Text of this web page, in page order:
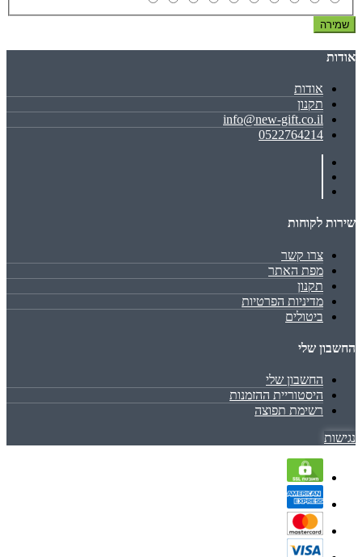
שמירה
אודות
אודות
תקנון
info@new-gift.co.il
0522764214
שירות לקוחות
צרו קשר
מפת האתר
תקנון
מדיניות הפרטיות
ביטולים
החשבון שלי
החשבון שלי
היסטוריית ההזמנות
רשימת תפוצה
נגישות